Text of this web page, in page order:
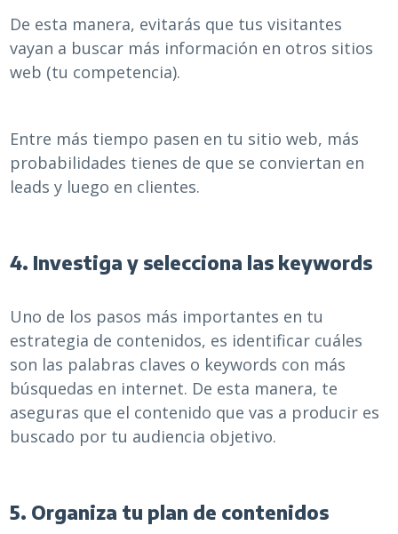
De esta manera, evitarás que tus visitantes
vayan a buscar más información en otros sitios
web (tu competencia).
Entre más tiempo pasen en tu sitio web, más
probabilidades tienes de que se conviertan en
leads y luego en clientes.
4. Investiga y selecciona las keywords
Uno de los pasos más importantes en tu
estrategia de contenidos, es identificar cuáles
son las palabras claves o keywords con más
búsquedas en internet. De esta manera, te
aseguras que el contenido que vas a producir es
buscado por tu audiencia objetivo.
5. Organiza tu plan de contenidos